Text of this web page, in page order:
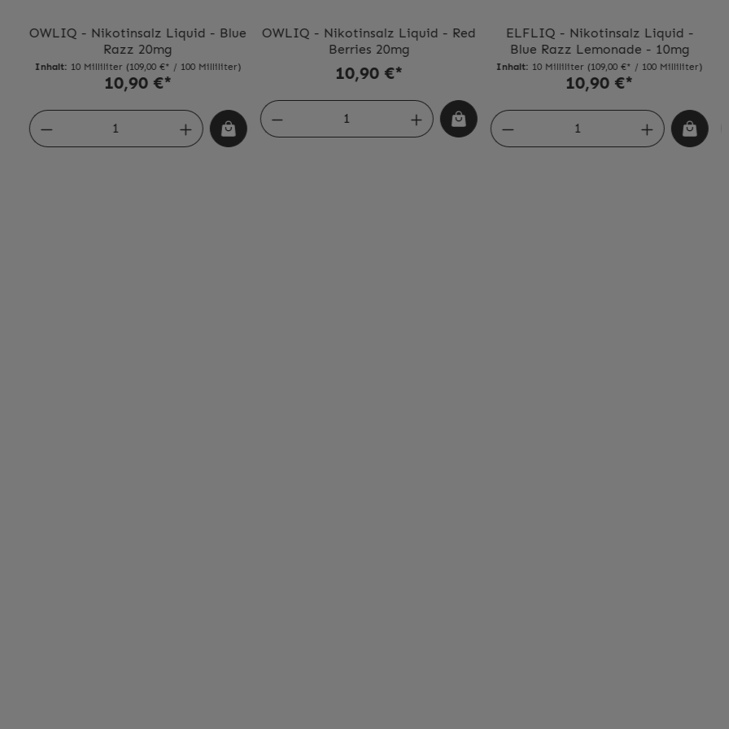
OWLIQ - Nikotinsalz Liquid - Blue
Razz 20mg
Inhalt: 10 Milliliter (109,00 €* / 100 Milliliter)
10,90 €*
OWLIQ - Nikotinsalz Liquid - Red
Berries 20mg
10,90 €*
ELFLIQ - Nikotinsalz Liquid -
Blue Razz Lemonade - 10mg
Inhalt: 10 Milliliter (109,00 €* / 100 Milliliter)
10,90 €*